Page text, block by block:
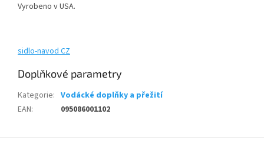
Vyrobeno v USA.
sidlo-navod CZ
Doplňkové parametry
Kategorie: Vodácké doplňky a přežití
EAN: 095086001102